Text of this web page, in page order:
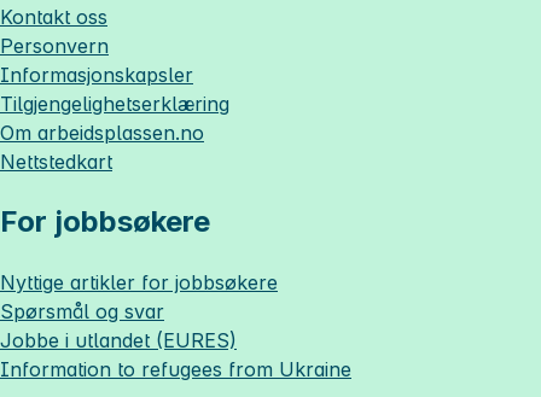
Kontakt oss
Personvern
Informasjonskapsler
Tilgjengelighetserklæring
Om arbeidsplassen.no
Nettstedkart
For jobbsøkere
Nyttige artikler for jobbsøkere
Spørsmål og svar
Jobbe i utlandet (EURES)
Information to refugees from Ukraine